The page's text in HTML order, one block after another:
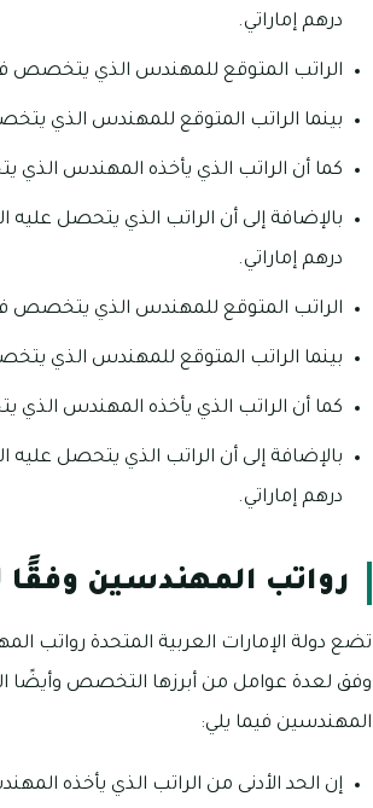
درهم إماراتي.
الراتب المتوقع للمهندس الذي يتخصص في مجال
بينما الراتب المتوقع للمهندس الذي يتخصص في
كما أن الراتب الذي يأخذه المهندس الذي يتخصص
درهم إماراتي.
الراتب المتوقع للمهندس الذي يتخصص في مجال
بينما الراتب المتوقع للمهندس الذي يتخصص في
كما أن الراتب الذي يأخذه المهندس الذي يتخصص في
درهم إماراتي.
رواتب المهندسين وفقًا
تضع دولة الإمارات العربية المتحدة رواتب
وفق لعدة عوامل من أبرزها التخصص وأيضًا
المهندسين فيما يلي: